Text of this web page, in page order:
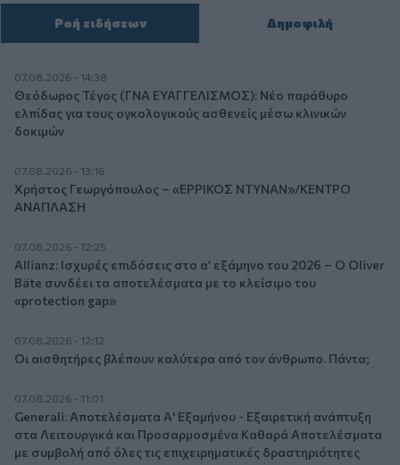
Ροή ειδήσεων Δημοφιλή
07.08.2026 - 14:38
Θεόδωρος Τέγος (ΓΝΑ ΕΥΑΓΓΕΛΙΣΜΟΣ): Νέο παράθυρο
ελπίδας για τους ογκολογικούς ασθενείς μέσω κλινικών
δοκιμών
07.08.2026 - 13:16
Χρήστος Γεωργόπουλος – «ΕΡΡΙΚΟΣ ΝΤΥΝΑΝ»/ΚΕΝΤΡΟ
ΑΝΑΠΛΑΣΗ
07.08.2026 - 12:25
Allianz: Ισχυρές επιδόσεις στο α’ εξάμηνο του 2026 – Ο Oliver
Bäte συνδέει τα αποτελέσματα με το κλείσιμο του
«protection gap»
07.08.2026 - 12:12
Οι αισθητήρες βλέπουν καλύτερα από τον άνθρωπο. Πάντα;
07.08.2026 - 11:01
Generali: Αποτελέσματα Α' Εξαμήνου - Εξαιρετική ανάπτυξη
στα Λειτουργικά και Προσαρμοσμένα Καθαρά Αποτελέσματα
με συμβολή από όλες τις επιχειρηματικές δραστηριότητες